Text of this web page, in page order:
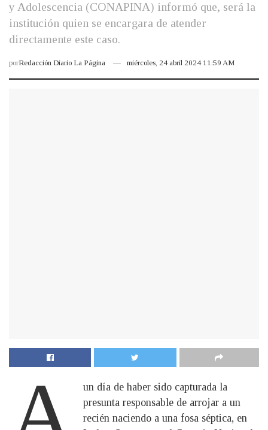
y Adolescencia (CONAPINA) informó que, será la
institución quien se encargara de atender
directamente este caso.
porRedacción Diario La Página miércoles, 24 abril 2024 11:59 AM
un día de haber sido capturada la
presunta responsable de arrojar a un
recién naciendo a una fosa séptica, en